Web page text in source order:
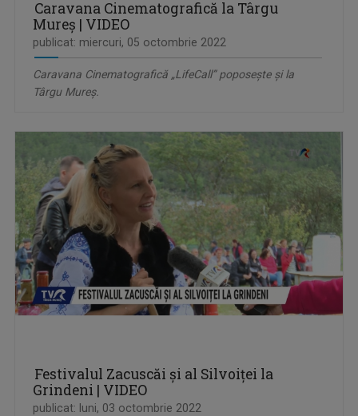
Caravana Cinematografică la Târgu
Mureș | VIDEO
publicat: miercuri, 05 octombrie 2022
Caravana Cinematografică „LifeCall” poposește și la
Târgu Mureș.
Festivalul Zacuscăi și al Silvoiței la
Grindeni | VIDEO
publicat: luni, 03 octombrie 2022